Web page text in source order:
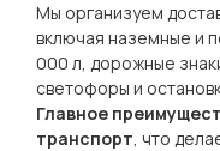
Мы организуем
включая наземные и
000 л, дорожные
светофоры и
Главное
транспорт, что